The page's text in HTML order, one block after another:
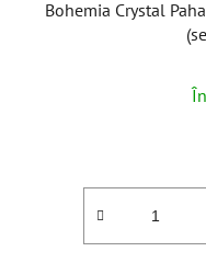
Bohemia Crystal